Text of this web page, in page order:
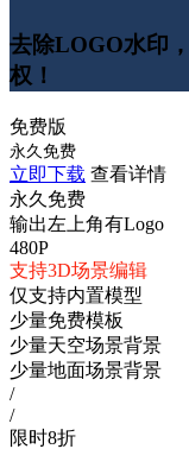
去除LOGO水印
权！
免费版
永久免费
立即下载 查看详情
永久免费
输出左上角有Logo
480P
支持3D场景编辑
仅支持内置模型
少量免费模板
少量天空场景背景
少量地面场景背景
/
/
限时8折